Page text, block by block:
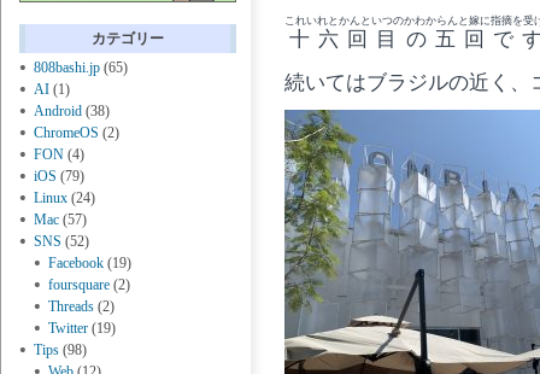
カテゴリー
808bashi.jp (65)
AI (1)
Android (38)
ChromeOS (2)
FON (4)
iOS (79)
Linux (24)
Mac (57)
SNS (52)
Facebook (19)
foursquare (2)
Threads (2)
Twitter (19)
Tips (98)
十六回目の五回で
これいれとかんといつのかわからんと嫁に指摘を受
続いてはブラジルの近く